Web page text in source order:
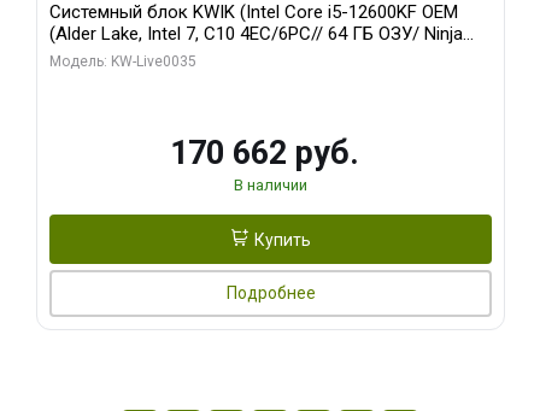
Системный блок KWIK (Intel Core i5-12600KF OEM
(Alder Lake, Intel 7, C10 4EC/6PC// 64 ГБ ОЗУ/ Ninja
Sinotex GTX1650 4GB 128bit GDDR6 DVI DP HDMI 2/
Модель: KW-Live0035
170 662 руб.
В наличии
Купить
Подробнее